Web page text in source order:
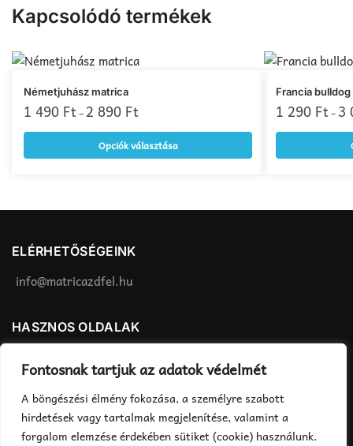
Fontosnak tartjuk az adatok védelmét
A böngészési élmény fokozása, a személyre szabott
hirdetések vagy tartalmak megjelenítése, valamint a
forgalom elemzése érdekében sütiket (cookie) használunk.
Kapcsolódó termékek
Németjuhász matrica
1 490 Ft– 2 890 Ft
Opciók választása
Ennek
a
terméknek
a
termékoldalon
választhatók
Francia
1 290 Ft– 3
Ennek
a
terméknek
ELÉRHETŐSÉGEINK
info@matricazdfel.hu
HASZNOS OLDALAK
Fizetés, szállítás